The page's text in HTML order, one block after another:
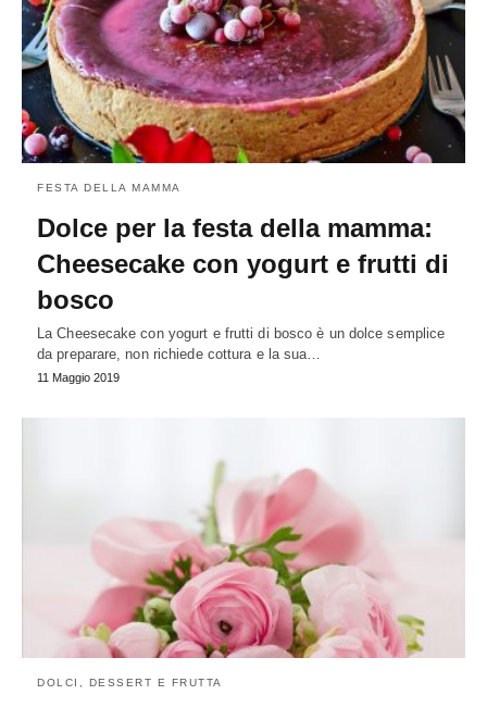
FESTA DELLA MAMMA
Dolce per la festa della mamma:
Cheesecake con yogurt e frutti di
bosco
La Cheesecake con yogurt e frutti di bosco è un dolce semplice
da preparare, non richiede cottura e la sua…
11 Maggio 2019
DOLCI, DESSERT E FRUTTA